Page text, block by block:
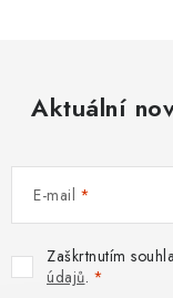
Aktuální
E-mail
Zaškrtnutím
údajů.